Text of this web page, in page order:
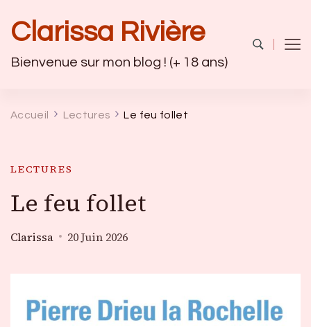
Clarissa Rivière
Bienvenue sur mon blog ! (+ 18 ans)
Accueil Lectures Le feu follet
LECTURES
Le feu follet
Clarissa 20 Juin 2026